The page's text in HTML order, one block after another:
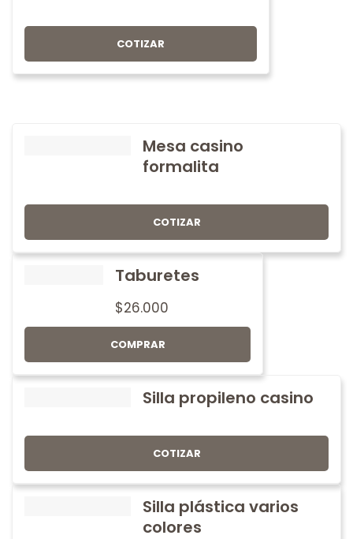
COTIZAR
Mesa casino
formalita
COTIZAR
Taburetes
$26.000
COMPRAR
Silla propileno casino
COTIZAR
Silla plástica varios
colores